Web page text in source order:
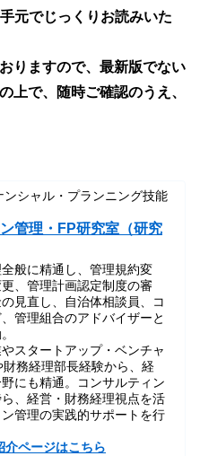
元でじっくりお読みいた
りますので、最新版でない
上で、随時ご確認のうえ、
シャル・プランニング技能
管理・FP研究室（研究
般に精通し、管理規約変
、管理計画認定制度の審
見直し、自治体相談員、コ
管理組合のアドバイザーと
スタートアップ・ベンチャ
務経理部長経験から、経
にも精通。コンサルティン
、経営・財務経理視点を活
管理の実践的サポートを行
介ページはこちら